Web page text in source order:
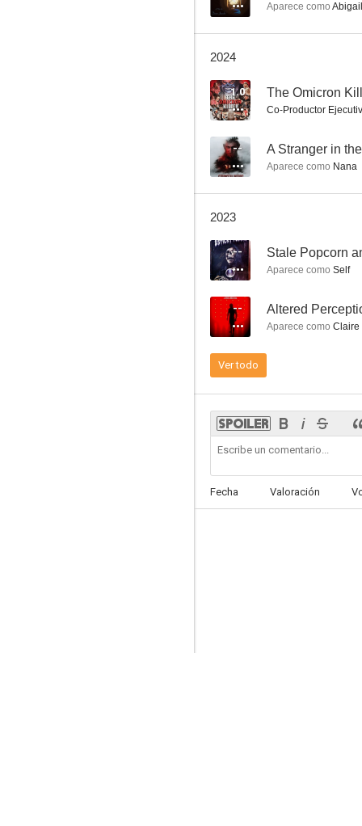
1.0
--
Aparece como Abigail
2024
1.0 The Omicron
Co-Productor
-- A Stranger in
Aparece como Nana
2023
-- Stale Popcorn
Aparece como Self
-- Altered
Aparece como Claire
Ver todo
Fecha Valoración